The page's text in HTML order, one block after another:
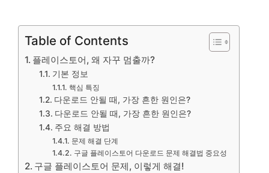
Table of Contents
플레이스토어, 왜 자꾸 멈출까?
기본 정보
핵심 특징
다운로드 안될 때, 가장 흔한 원인은?
다운로드 안될 때, 가장 흔한 원인은?
주요 해결 방법
문제 해결 단계
구글 플레이스토어 다운로드 문제 해결법 중요성
구글 플레이스토어 문제, 이렇게 해결!